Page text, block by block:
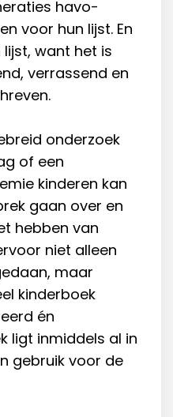
havo-
voor hun lijst. En
lijst, want het is
verrassend en
onderzoek
of een
kinderen kan
gaan over en
hebben van
niet alleen
maar
kinderboek
én
ligt inmiddels al in
gebruik voor de